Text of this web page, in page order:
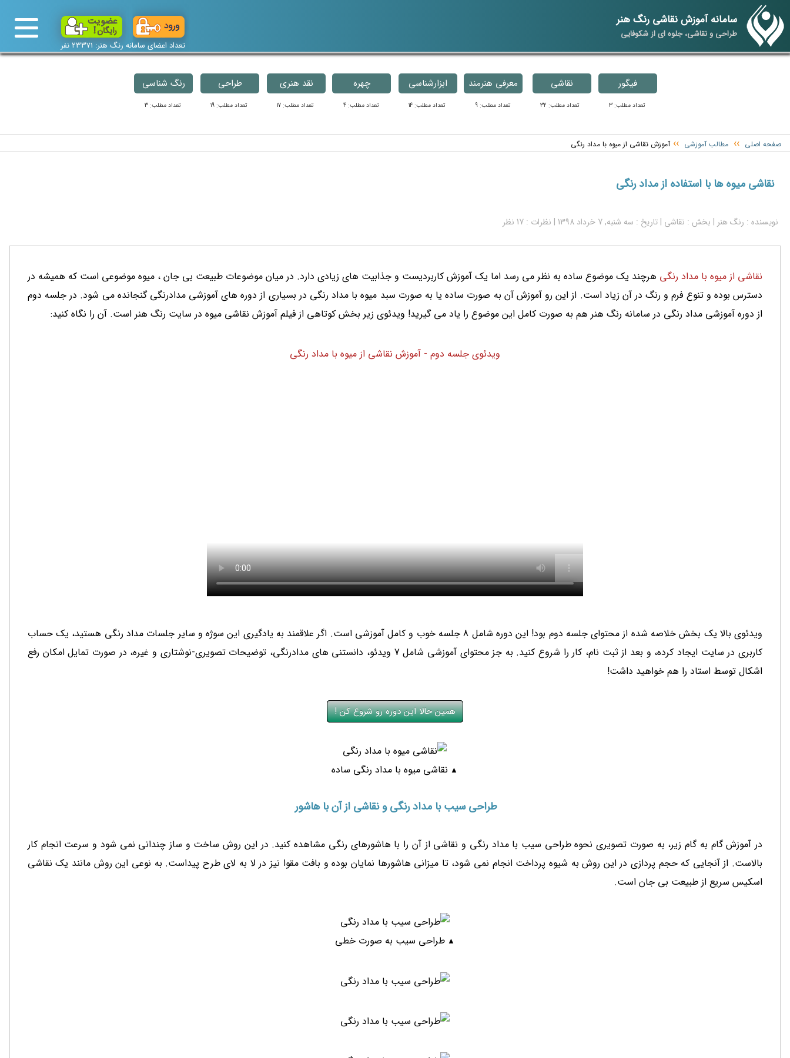
سامانه آموزش نقاشی رنگ هنر
طراحی و نقاشی، جلوه ای از شکوفایی
تعداد اعضای سامانه رنگ هنر: 23371 نفر
فیگور
تعداد مطلب: 3
نقاشی
تعداد مطلب: 32
معرفی هنرمند
تعداد مطلب: 9
ابزارشناسی
تعداد مطلب: 14
چهره
تعداد مطلب: 4
نقد هنری
تعداد مطلب: 17
طراحی
تعداد مطلب: 19
رنگ شناسی
تعداد مطلب: 3
صفحه اصلی ›› مطالب آموزشی ›› آموزش نقاشی از میوه با مداد رنگی
نقاشی میوه ها با استفاده از مداد رنگی
نویسنده : رنگ هنر | بخش : نقاشی | تاریخ : سه شنبه, 7 خرداد 1398 | نظرات : 17 نظر
نقاشی از میوه با مداد رنگی هرچند یک موضوع ساده به نظر می رسد اما یک آموزش کاربردیست و جذابیت های زیادی دارد. در میان موضوعات طبیعت بی جان ، میوه موضوعی است که همیشه در
دسترس بوده و تنوع فرم و رنگ در آن زیاد است. از این رو آموزش آن به صورت ساده یا به صورت سبد میوه با مداد رنگی در بسیاری از دوره های آموزشی مدادرنگی گنجانده می شود. در جلسه دوم
از دوره آموزشی مداد رنگی در سامانه رنگ هنر هم به صورت کامل این موضوع را یاد می گیرید! ویدئوی زیر بخش کوتاهی از فیلم آموزش نقاشی میوه در سایت رنگ هنر است. آن را نگاه کنید:
ویدئوی جلسه دوم - آموزش نقاشی از میوه با مداد رنگی
ویدئوی بالا یک بخش خلاصه شده از محتوای جلسه دوم بود! این دوره شامل 8 جلسه خوب و کامل آموزشی است. اگر علاقمند به یادگیری این سوژه و سایر جلسات مداد رنگی هستید، یک حساب
کاربری در سایت ایجاد کرده، و بعد از ثبت نام، کار را شروع کنید. به جز محتوای آموزشی شامل 7 ویدئو، دانستنی های مدادرنگی، توضیحات تصویری-نوشتاری و غیره، در صورت تمایل امکان رفع
اشکال توسط استاد را هم خواهید داشت!
همین حالا این دوره رو شروع کن !
▲ نقاشی میوه با مداد رنگی ساده
طراحی سیب با مداد رنگی و نقاشی از آن با هاشور
در آموزش گام به گام زیر، به صورت تصویری نحوه طراحی سیب با مداد رنگی و نقاشی از آن را با هاشورهای رنگی مشاهده کنید. در این روش ساخت و ساز چندانی نمی شود و سرعت انجام کار
بالاست. از آنجایی که حجم پردازی در این روش به شیوه پرداخت انجام نمی شود، تا میزانی هاشورها نمایان بوده و بافت مقوا نیز در لا به لای طرح پیداست. به نوعی این روش مانند یک نقاشی
اسکیس سریع از طبیعت بی جان است.
▲طراحی سیب به صورت خطی